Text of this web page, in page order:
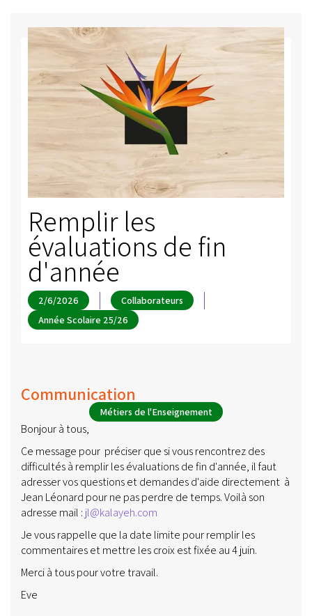
Remplir les
évaluations de fin
d'année
2/6/2026
Collaborateurs
Année Scolaire 25/26
Communication
Métiers de l'Enseignement
Bonjour à tous,
Ce message pour préciser que si vous rencontrez des
difficultés à remplir les évaluations de fin d'année, il faut
adresser vos questions et demandes d'aide directement à
Jean Léonard pour ne pas perdre de temps. Voilà son
adresse mail : jl@kalayeh.com
Je vous rappelle que la date limite pour remplir les
commentaires et mettre les croix est fixée au 4 juin.
Merci à tous pour votre travail.
Eve